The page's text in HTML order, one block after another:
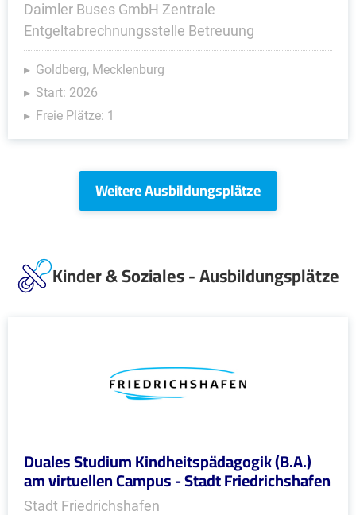
Daimler Buses GmbH Zentrale
Entgeltabrechnungsstelle Betreuung
Goldberg, Mecklenburg
Start: 2026
Freie Plätze: 1
Weitere Ausbildungsplätze
Kinder & Soziales - Ausbildungsplätze
Duales Studium Kindheitspädagogik (B.A.)
am virtuellen Campus - Stadt Friedrichshafen
Stadt Friedrichshafen